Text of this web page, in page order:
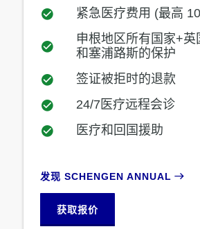
紧急医疗费用 (最高
申根地区所有国家+英
和塞浦路斯的保护
签证被拒时的退款
24/7医疗远程会诊
医疗和回国援助
发现 SCHENGEN ANNUAL
获取报价